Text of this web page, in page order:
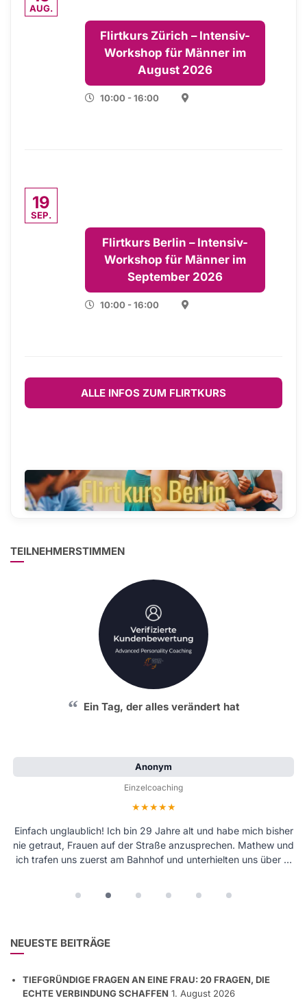
AUG.
Flirtkurs Zürich – Intensiv-
Workshop für Männer im
August 2026
10:00 - 16:00
19
SEP.
Flirtkurs Berlin – Intensiv-
Workshop für Männer im
September 2026
10:00 - 16:00
ALLE INFOS ZUM FLIRTKURS
TEILNEHMERSTIMMEN
Ein Tag, der alles verändert hat
Anonym
Einzelcoaching
Bewertung: 5 von 5 Sternen
Einfach unglaublich! Ich bin 29 Jahre alt und habe mich bisher
nie getraut, Frauen auf der Straße anzusprechen. Mathew und
ich trafen uns zuerst am Bahnhof und unterhielten uns über …
NEUESTE BEITRÄGE
TIEFGRÜNDIGE FRAGEN AN EINE FRAU: 20 FRAGEN, DIE
ECHTE VERBINDUNG SCHAFFEN 1. August 2026